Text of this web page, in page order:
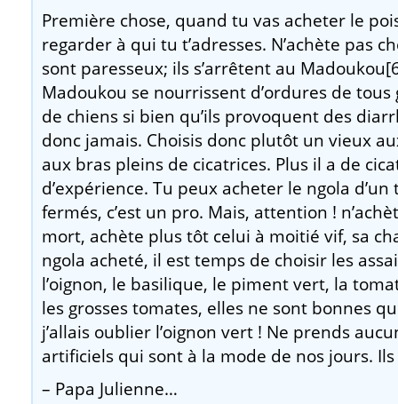
Première chose, quand tu vas acheter le
regarder à qui tu t’adresses. N’achète pas
sont paresseux; ils s’arrêtent au
Madoukou se nourrissent d’ordures de
de chiens si bien qu’ils provoquent des
donc jamais. Choisis donc plutôt un vieux
aux bras pleins de cicatrices. Plus il a de
d’expérience. Tu peux acheter le ngola
fermés, c’est un pro. Mais, attention !
mort, achète plus tôt celui à moitié vif, sa
ngola acheté, il est temps de choisir les
l’oignon, le basilique, le piment vert, la
les grosses tomates, elles ne sont bonnes
j’allais oublier l’oignon vert ! Ne prends
artificiels qui sont à la mode de nos jours.
– Papa Julienne…